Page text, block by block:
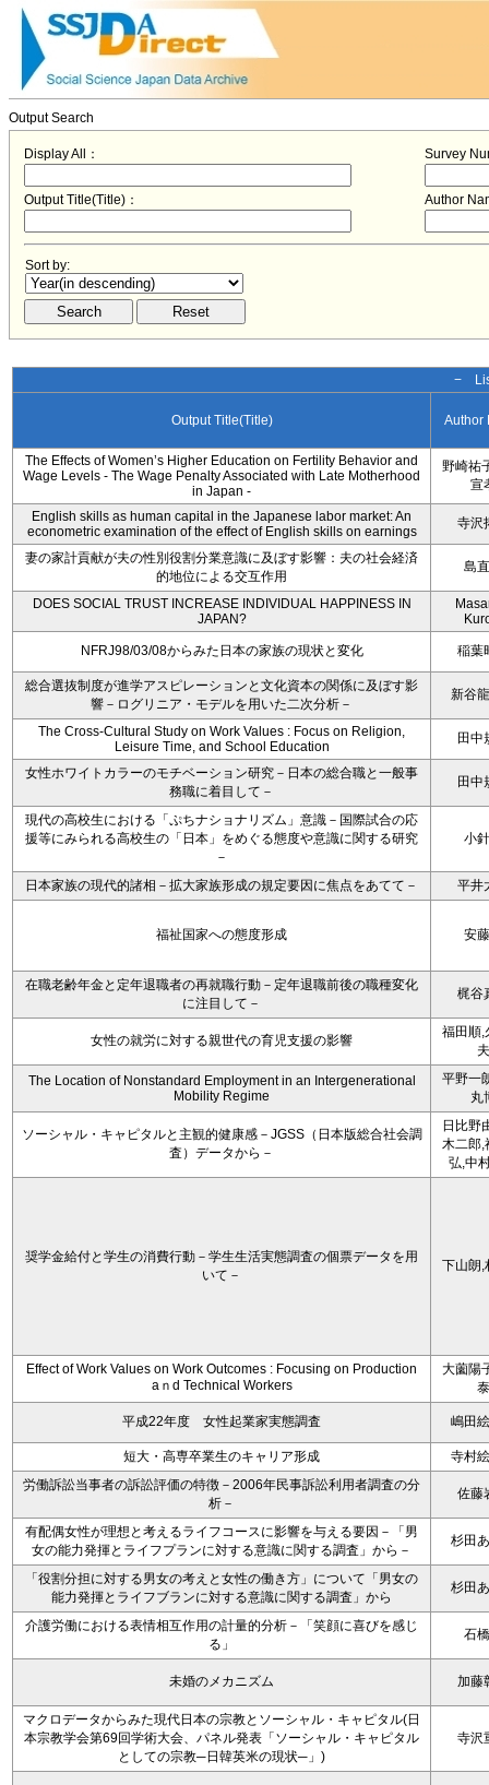
Output Search
Display All： Survey
Output Title(Title)： Author
Sort by:
−
Output Title(Title) Author
The Effects of Women’s Higher Education on Fertility Behavior and
Wage Levels - The Wage Penalty Associated with Late Motherhood
in Japan -
野崎祐
宣
English skills as human capital in the Japanese labor market: An
econometric examination of the effect of English skills on earnings
寺沢
妻の家計貢献が夫の性別役割分業意識に及ぼす影響：夫の社会経済
的地位による交互作用
島
DOES SOCIAL TRUST INCREASE INDIVIDUAL HAPPINESS IN
JAPAN?
NFRJ98/03/08からみた日本の家族の現状と変化 稲葉
総合選抜制度が進学アスピレーションと文化資本の関係に及ぼす影
響－ログリニア・モデルを用いた二次分析－
新谷
The Cross-Cultural Study on Work Values : Focus on Religion,
Leisure Time, and School Education
田中
女性ホワイトカラーのモチベーション研究－日本の総合職と一般事
務職に着目して－
田中
現代の高校生における「ぷちナショナリズム」意識－国際試合の応
援等にみられる高校生の「日本」をめぐる態度や意識に関する研究
－
小
日本家族の現代的諸相－拡大家族形成の規定要因に焦点をあてて－ 平井
福祉国家への態度形成 安
在職老齢年金と定年退職者の再就職行動－定年退職前後の職種変化
に注目して－
梶谷
女性の就労に対する親世代の育児支援の影響
福田順,
夫
The Location of Nonstandard Employment in an Intergenerational
Mobility Regime
平野一
丸
ソーシャル・キャピタルと主観的健康感－JGSS（日本版総合社会調
査）データから－
日比野
木二郎,
弘,中
奨学金給付と学生の消費行動－学生生活実態調査の個票データを用
いて－
下山朗,
Effect of Work Values on Work Outcomes : Focusing on Production
aｎd Technical Workers
大薗陽
泰
平成22年度 女性起業家実態調査 嶋田
短大・高専卒業生のキャリア形成
寺村
労働訴訟当事者の訴訟評価の特徴－2006年民事訴訟利用者調査の分
析－
佐藤
有配偶女性が理想と考えるライフコースに影響を与える要因－「男
女の能力発揮とライフプランに対する意識に関する調査」から－
杉田
「役割分担に対する男女の考えと女性の働き方」について「男女の
能力発揮とライフブランに対する意識に関する調査」から
杉田
介護労働における表情相互作用の計量的分析－「笑顔に喜びを感じ
る」
石
未婚のメカニズム 加藤
マクロデータからみた現代日本の宗教とソーシャル・キャピタル(日
本宗教学会第69回学術大会、パネル発表「ソーシャル・キャピタル
としての宗教─日韓英米の現状─」)
寺沢